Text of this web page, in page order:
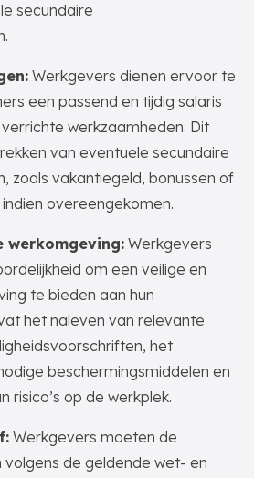
secundaire
Werkgevers dienen ervoor te
een passend en tijdig salaris
werkzaamheden. Dit
van eventuele secundaire
zoals vakantiegeld, bonussen of
overeengekomen.
werkomgeving: Werkgevers
om een veilige en
te bieden aan hun
het naleven van relevante
het
beschermingsmiddelen en
risico’s op de werkplek.
Werkgevers moeten de
de geldende wet- en